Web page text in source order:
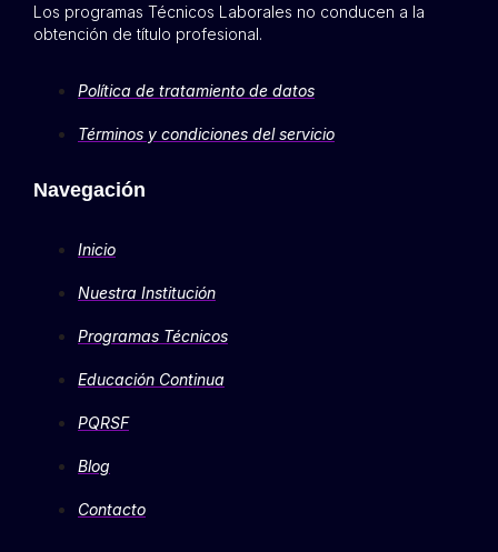
Los programas Técnicos Laborales no conducen a la
obtención de título profesional.
Política de tratamiento de datos
Términos y condiciones del servicio
Navegación
Inicio
Nuestra Institución
Programas Técnicos
Educación Continua
PQRSF
Blog
Contacto